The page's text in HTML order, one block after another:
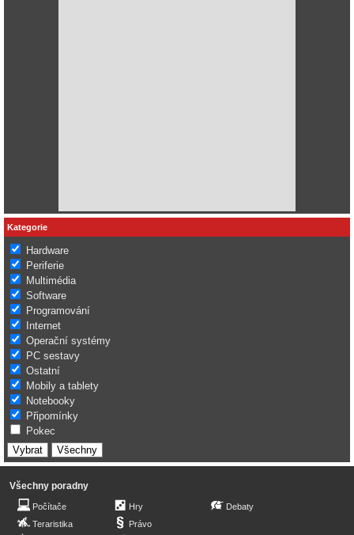
Kategorie
Hardware
Periferie
Multimédia
Software
Programování
Internet
Operační systémy
PC sestavy
Ostatní
Mobily a tablety
Notebooky
Připomínky
Pokec
Všechny poradny
Počítače
Teraristika
Hry
Právo
Debaty